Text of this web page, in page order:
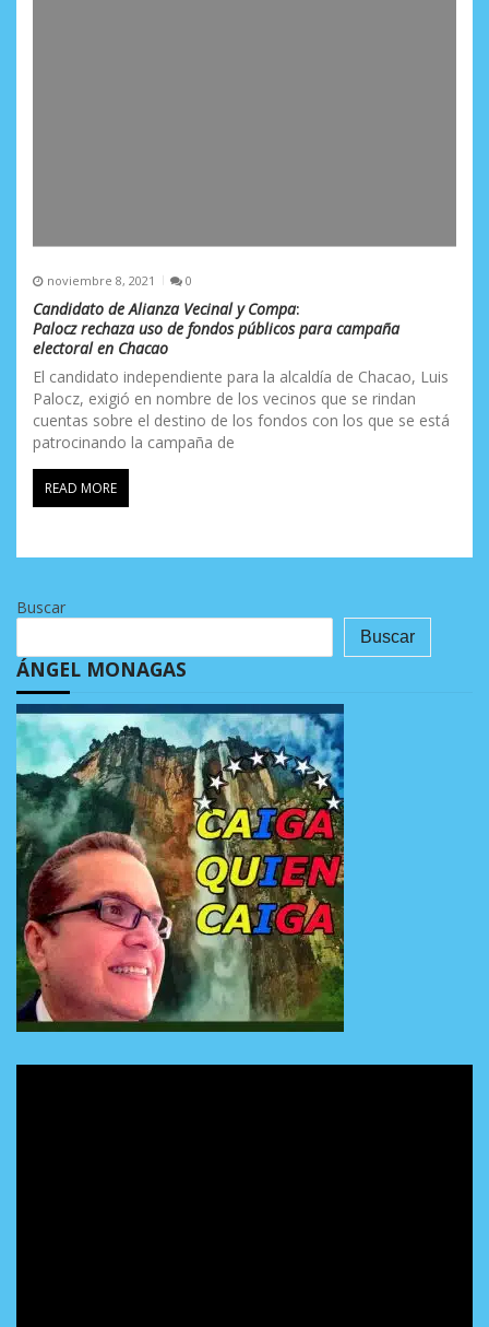
noviembre 8, 2021 0
Candidato de Alianza Vecinal y Compa:
Palocz rechaza uso de fondos públicos para campaña
electoral en Chacao
El candidato independiente para la alcaldía de Chacao, Luis
Palocz, exigió en nombre de los vecinos que se rindan
cuentas sobre el destino de los fondos con los que se está
patrocinando la campaña de
READ MORE
Buscar
Buscar
ÁNGEL MONAGAS